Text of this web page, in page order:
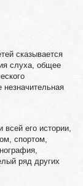
сказывается
слуха, общее
всей его истории,
спортом,
ряд других